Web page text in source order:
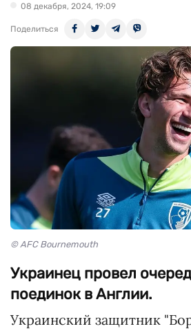
08 декабря, 2024, 19:09
Поделиться
© AFC Bournemouth
Украинец провел
поединок в Англии.
Украинский защитник